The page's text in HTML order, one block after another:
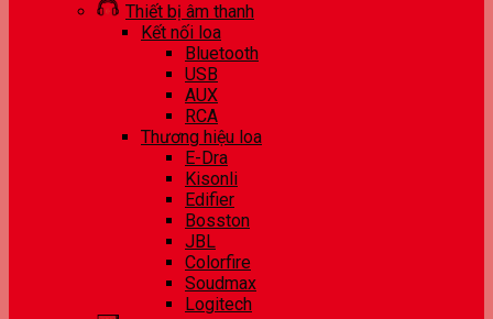
Thiết bị âm thanh
Kết nối loa
Bluetooth
USB
AUX
RCA
Thương hiệu loa
E-Dra
Kisonli
Edifier
Bosston
JBL
Colorfire
Soudmax
Logitech